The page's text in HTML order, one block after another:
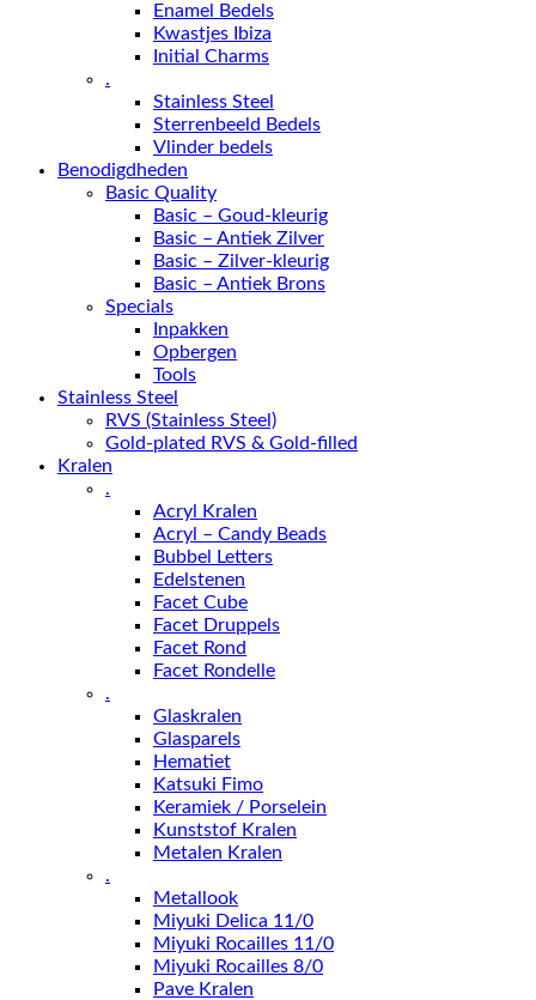
Enamel Bedels
Kwastjes Ibiza
Initial Charms
.
Stainless Steel
Sterrenbeeld Bedels
Vlinder bedels
Benodigdheden
Basic Quality
Basic – Goud-kleurig
Basic – Antiek Zilver
Basic – Zilver-kleurig
Basic – Antiek Brons
Specials
Inpakken
Opbergen
Tools
Stainless Steel
RVS (Stainless Steel)
Gold-plated RVS & Gold-filled
Kralen
.
Acryl Kralen
Acryl – Candy Beads
Bubbel Letters
Edelstenen
Facet Cube
Facet Druppels
Facet Rond
Facet Rondelle
.
Glaskralen
Glasparels
Hematiet
Katsuki Fimo
Keramiek / Porselein
Kunststof Kralen
Metalen Kralen
.
Metallook
Miyuki Delica 11/0
Miyuki Rocailles 11/0
Miyuki Rocailles 8/0
Pave Kralen